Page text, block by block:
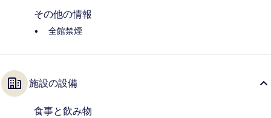
その他の情報
全館禁煙
施設の設備
食事と飲み物